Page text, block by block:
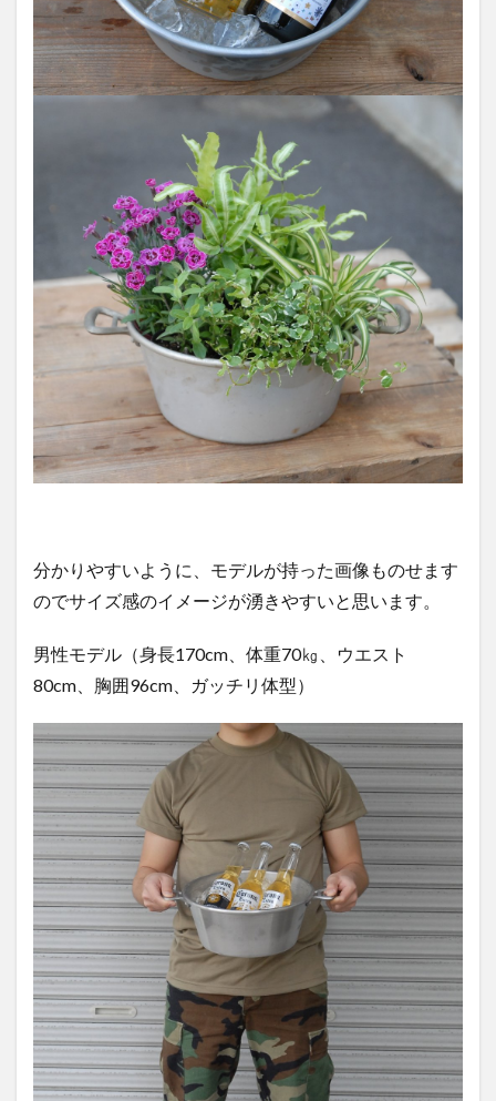
分かりやすいように、モデルが持った画像ものせます
のでサイズ感のイメージが湧きやすいと思います。
男性モデル（身長170cm、体重70㎏、ウエスト
80cm、胸囲96cm、ガッチリ体型）